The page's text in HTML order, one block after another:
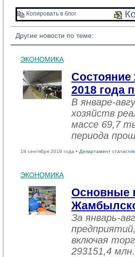
Копировать в блог
Другие новости по теме:
ЭКОНОМИКА
Состояние
2018 года
В январе-
хозяйств
массе 69,7
периода
18 сентября 2018 года • Департамент
ЭКОНОМИКА
Основные
За январь-
включая
293151,4